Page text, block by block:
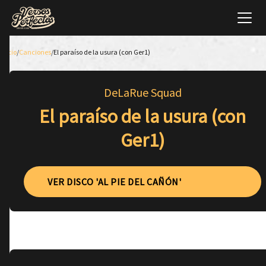
Inicio/Canciones/El paraíso de la usura (con Ger1)
DeLaRue Squad
El paraíso de la usura (con
Ger1)
VER DISCO 'AL PIE DEL CAÑÓN'